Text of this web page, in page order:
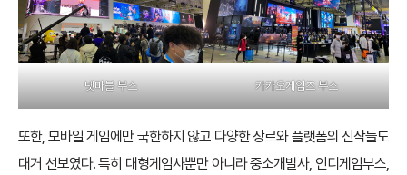
넷마블 부스 카카오게임즈 부스
또한, 모바일 게임에만 국한하지 않고 다양한 장르와 플랫폼의 신작들도
대거 선보였다. 특히 대형게임사뿐만 아니라 중소개발사, 인디게임부스,